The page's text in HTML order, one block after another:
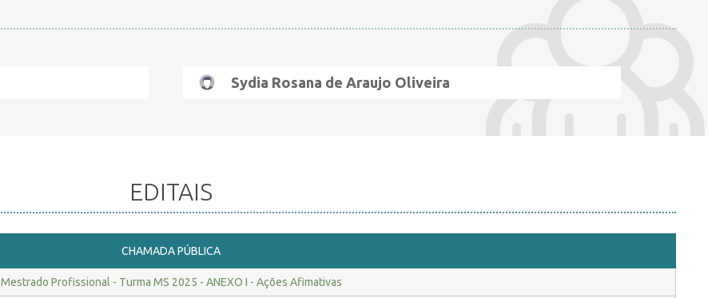
Sydia Rosana de Araujo Oliveira
EDITAIS
CHAMADA PÚBLICA
Mestrado Profissional - Turma MS 2025 - ANEXO I - Ações Afimativas